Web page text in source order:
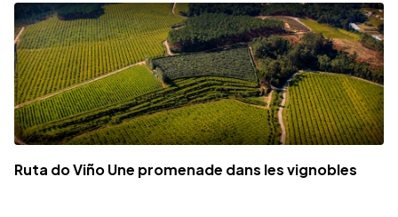
Ruta do Viño Une promenade dans les vignobles